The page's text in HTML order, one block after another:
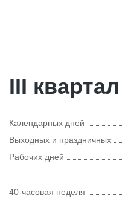
III квартал
Календарных дней
Выходных и праздничных
Рабочих дней
40-часовая неделя